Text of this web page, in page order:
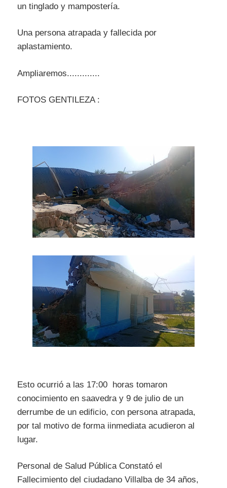
un tinglado y mampostería.
Una persona atrapada y fallecida por
aplastamiento.
Ampliaremos.............
FOTOS GENTILEZA :
Esto ocurrió a las 17:00 horas tomaron
conocimiento en saavedra y 9 de julio de un
derrumbe de un edificio, con persona atrapada,
por tal motivo de forma iinmediata acudieron al
lugar.
Personal de Salud Pública Constató el
Fallecimiento del ciudadano Villalba de 34 años,